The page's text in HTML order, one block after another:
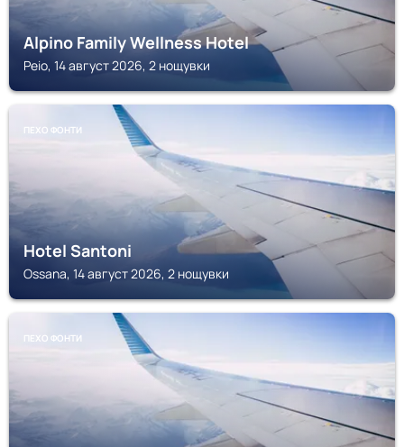
Alpino Family Wellness Hotel
Peio, 14 август 2026, 2 нощувки
ПЕХО ФОНТИ
Hotel Santoni
Ossana, 14 август 2026, 2 нощувки
ПЕХО ФОНТИ